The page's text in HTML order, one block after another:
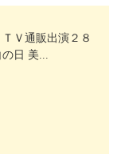
Ｖ通販出演２８
日 美...